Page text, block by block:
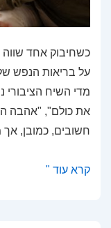
כשחיבוק אחד
על בריאות הנפש
מדי השיח
את כולם", "אהבה
חשובים, כמובן,
המשפחה
קרא עוד "